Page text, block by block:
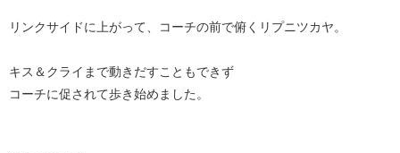
リンクサイドに上がって、コーチの前で俯くリプニツカヤ。
キス＆クライまで動きだすこともできず
コーチに促されて歩き始めました。